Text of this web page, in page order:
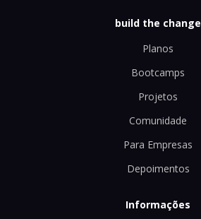
build the change
Planos
Bootcamps
Projetos
Comunidade
Para Empresas
Depoimentos
Informações